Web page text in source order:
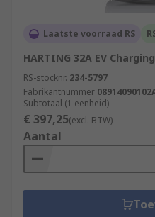
Laatste voorraad RS
HARTING 32A EV
RS-stocknr. 234-5797
Fabrikantnummer
Subtotaal (1 eenheid)
€ 397,25(excl. BTW)
Aantal